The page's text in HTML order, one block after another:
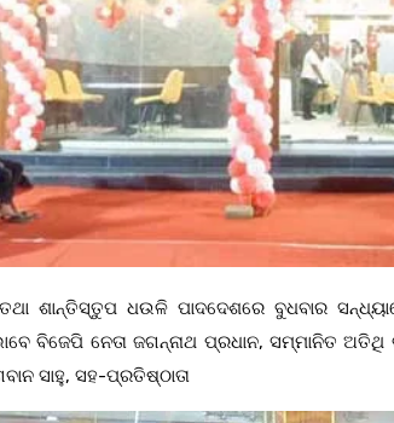
ଶାନ୍ତିସ୍ତୁପ ଧଉଳି ପାଦଦେଶରେ ବୁଧବାର
ବିଜେପି ନେତା ଜଗନ୍ନାଥ ପ୍ରଧାନ, ସମ୍ମାନିତ
ସାହୁ, ସହ-ପ୍ରତିଷ୍ଠାତା